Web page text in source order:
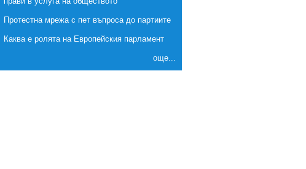
Протестна мрежа с пет въпроса до партиите
Каква е ролята на Европейския парламент
още...